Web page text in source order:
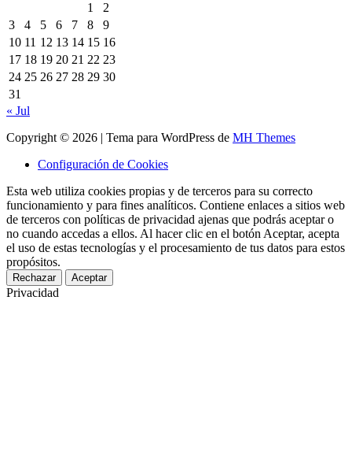
1
2
3
4 5 6 7 8
9
10 11 12 13 14 15 16
17 18 19 20 21 22 23
24 25 26 27 28 29 30
31
« Jul
Copyright © 2026 | Tema para WordPress de MH Themes
Configuración de Cookies
Esta web utiliza cookies propias y de terceros para su correcto
funcionamiento y para fines analíticos. Contiene enlaces a sitios web
de terceros con políticas de privacidad ajenas que podrás aceptar o
no cuando accedas a ellos. Al hacer clic en el botón Aceptar, acepta
el uso de estas tecnologías y el procesamiento de tus datos para estos
propósitos.
Rechazar Aceptar
Privacidad